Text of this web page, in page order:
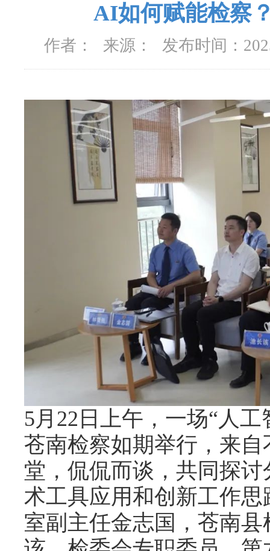
AI如何赋能检察
作者： 来源： 发布时间：
5月22日上午，一场“人
苍南检察如期举行，来
堂，侃侃而谈，共同探
术工具应用和创新工作
室副主任金志国，苍南